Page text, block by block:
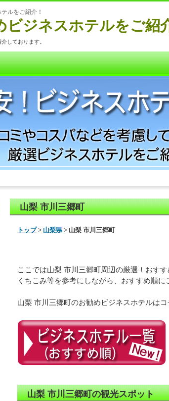
ルをご紹介！
ビジネスホテルをご紹
しております。
山梨 市川三郷町
トップ> 山梨県> 山梨 市川三郷町
ここでは山梨 市川三郷町周辺の厳選！おす
くちこみ等を参考にしながら、おすすめ順に
山梨 市川三郷町のお勧めビジネスホテルはコ
山梨 市川三郷町の観光スポット